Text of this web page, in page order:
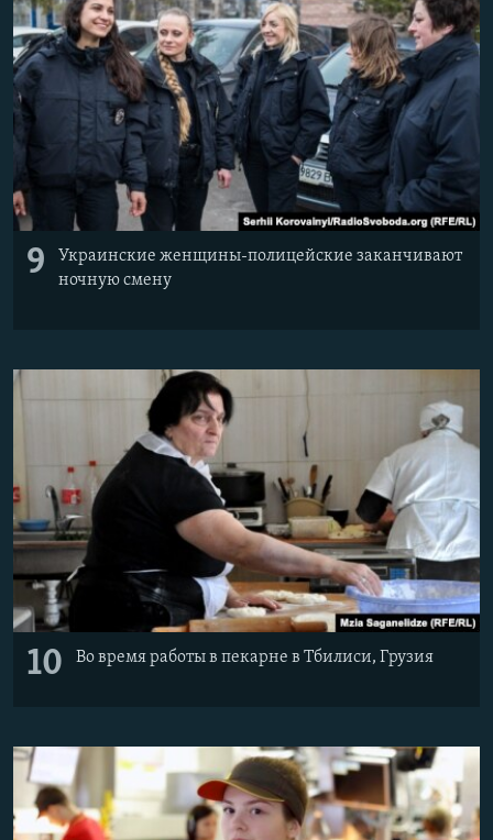
9
Украинские женщины-полицейские заканчивают
ночную смену
10 Во время работы в пекарне в Тбилиси, Грузия